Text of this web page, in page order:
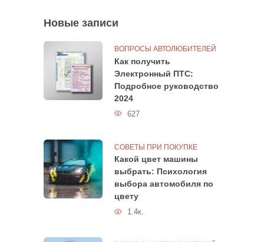
Новые записи
ВОПРОСЫ АВТОЛЮБИТЕЛЕЙ
Как получить
Электронный ПТС:
Подробное руководство
2024
627
СОВЕТЫ ПРИ ПОКУПКЕ
Какой цвет машины
выбрать: Психология
выбора автомобиля по
цвету
1.4к.